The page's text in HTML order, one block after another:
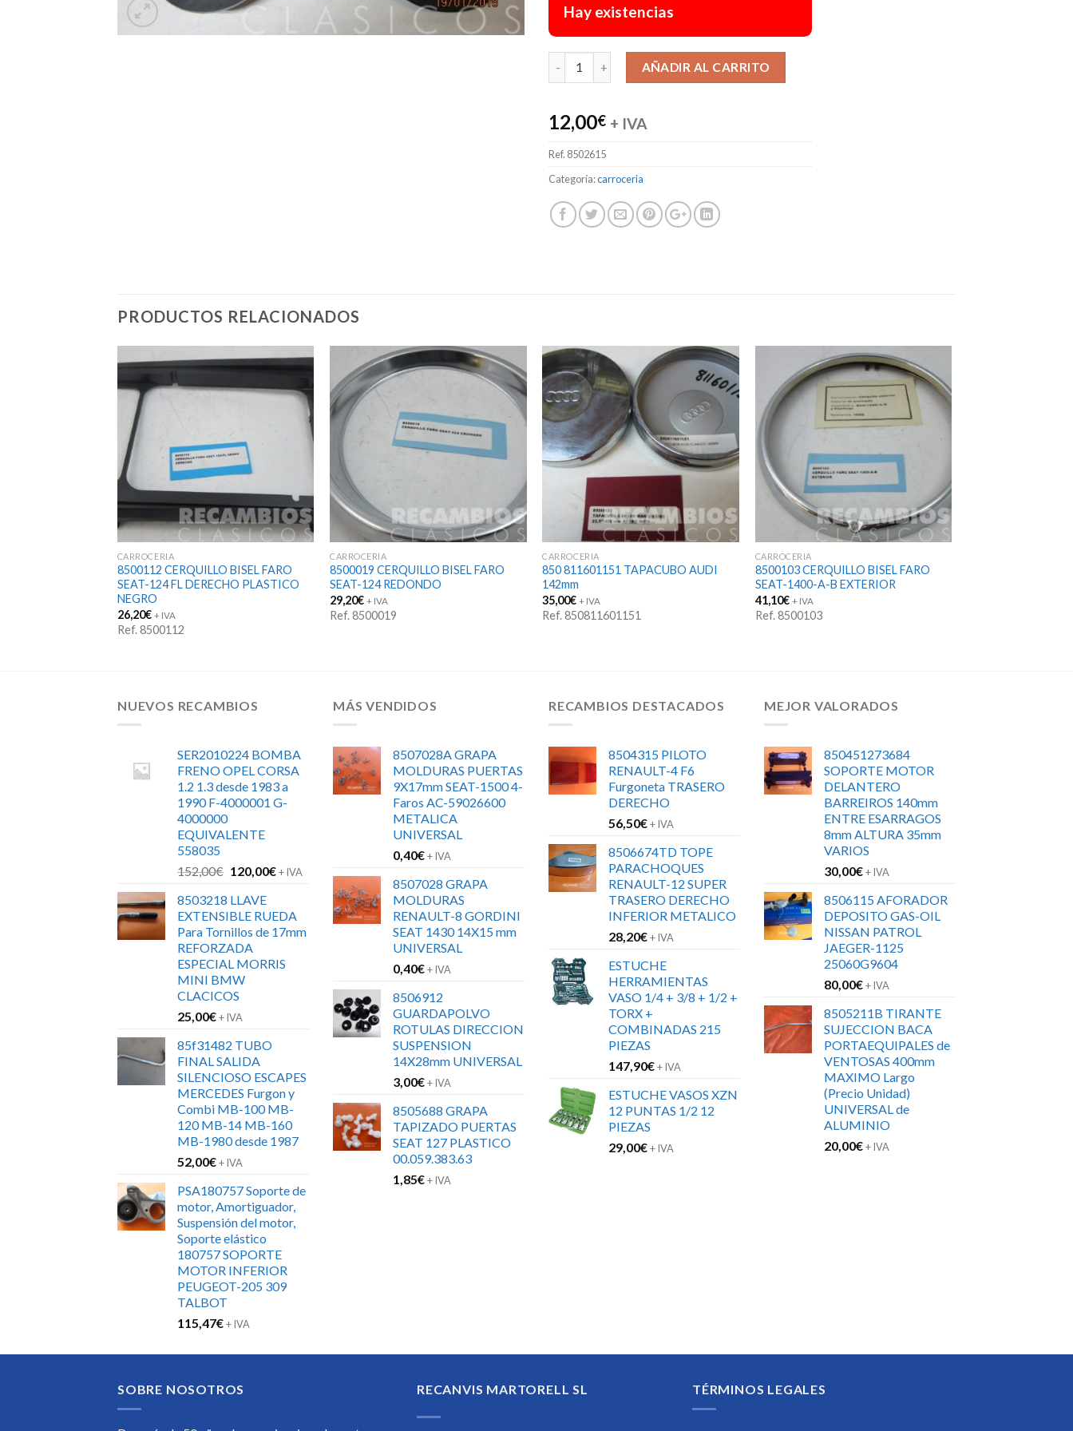
Hay existencias
AÑADIR AL CARRITO
12,00€ + IVA
Ref. 8502615
Categoría:carroceria
PRODUCTOS RELACIONADOS
CARROCERIA
8500112 CERQUILLO BISEL FARO
SEAT-124 FL DERECHO PLASTICO
NEGRO
26,20€ + IVA
Ref. 8500112
CARROCERIA
8500019 CERQUILLO BISEL FARO
SEAT-124 REDONDO
29,20€ + IVA
Ref. 8500019
CARROCERIA
850 811601151 TAPACUBO AUDI
142mm
35,00€ + IVA
Ref. 850811601151
CARROCERIA
8500103 CERQUILLO BISEL FARO
SEAT-1400-A-B EXTERIOR
41,10€ + IVA
Ref. 8500103
NUEVOS RECAMBIOS
SER2010224 BOMBA
FRENO OPEL CORSA
1.2 1.3 desde 1983 a
1990 F-4000001 G-
4000000
EQUIVALENTE
558035
152,00€ El
original
era:
152,00€.
120,00€El
es:
120,00€.
+ IVA
8503218 LLAVE
EXTENSIBLE RUEDA
Para Tornillos de 17mm
REFORZADA
ESPECIAL MORRIS
MINI BMW
CLACICOS
25,00€+ IVA
85f31482 TUBO
FINAL SALIDA
SILENCIOSO ESCAPES
MERCEDES Furgon y
Combi MB-100 MB-
120 MB-14 MB-160
MB-1980 desde 1987
52,00€+ IVA
PSA180757 Soporte de
motor, Amortiguador,
Suspensión del motor,
Soporte elástico
180757 SOPORTE
MOTOR INFERIOR
PEUGEOT-205 309
TALBOT
115,47€+ IVA
MÁS VENDIDOS
8507028A GRAPA
MOLDURAS PUERTAS
9X17mm SEAT-1500 4-
Faros AC-59026600
METALICA
UNIVERSAL
0,40€+ IVA
8507028 GRAPA
MOLDURAS
RENAULT-8 GORDINI
SEAT 1430 14X15 mm
UNIVERSAL
0,40€+ IVA
8506912
GUARDAPOLVO
ROTULAS DIRECCION
SUSPENSION
14X28mm UNIVERSAL
3,00€+ IVA
8505688 GRAPA
TAPIZADO PUERTAS
SEAT 127 PLASTICO
00.059.383.63
1,85€+ IVA
RECAMBIOS DESTACADOS
8504315 PILOTO
RENAULT-4 F6
Furgoneta TRASERO
DERECHO
56,50€+ IVA
8506674TD TOPE
PARACHOQUES
RENAULT-12 SUPER
TRASERO DERECHO
INFERIOR METALICO
28,20€+ IVA
ESTUCHE
HERRAMIENTAS
VASO 1/4 + 3/8 + 1/2 +
TORX +
COMBINADAS 215
PIEZAS
147,90€+ IVA
ESTUCHE VASOS XZN
12 PUNTAS 1/2 12
PIEZAS
29,00€+ IVA
MEJOR VALORADOS
850451273684
SOPORTE MOTOR
DELANTERO
BARREIROS 140mm
ENTRE ESARRAGOS
8mm ALTURA 35mm
VARIOS
30,00€+ IVA
8506115 AFORADOR
DEPOSITO GAS-OIL
NISSAN PATROL
JAEGER-1125
25060G9604
80,00€+ IVA
8505211B TIRANTE
SUJECCION BACA
PORTAEQUIPALES de
VENTOSAS 400mm
MAXIMO Largo
(Precio Unidad)
UNIVERSAL de
ALUMINIO
20,00€+ IVA
SOBRE NOSOTROS RECANVIS MARTORELL SL TÉRMINOS LEGALES